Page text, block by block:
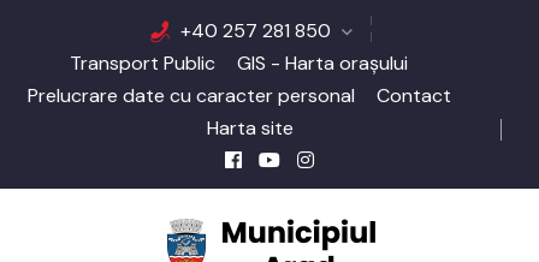
+40 257 281 850
Transport Public
GIS - Harta orașului
Prelucrare date cu caracter personal
Contact
Harta site